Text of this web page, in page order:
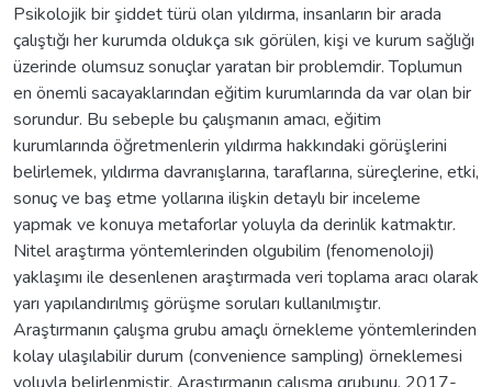
Psikolojik bir şiddet türü olan yıldırma, insanların bir arada
çalıştığı her kurumda oldukça sık görülen, kişi ve kurum sağlığı
üzerinde olumsuz sonuçlar yaratan bir problemdir. Toplumun
en önemli sacayaklarından eğitim kurumlarında da var olan bir
sorundur. Bu sebeple bu çalışmanın amacı, eğitim
kurumlarında öğretmenlerin yıldırma hakkındaki görüşlerini
belirlemek, yıldırma davranışlarına, taraflarına, süreçlerine, etki,
sonuç ve baş etme yollarına ilişkin detaylı bir inceleme
yapmak ve konuya metaforlar yoluyla da derinlik katmaktır.
Nitel araştırma yöntemlerinden olgubilim (fenomenoloji)
yaklaşımı ile desenlenen araştırmada veri toplama aracı olarak
yarı yapılandırılmış görüşme soruları kullanılmıştır.
Araştırmanın çalışma grubu amaçlı örnekleme yöntemlerinden
kolay ulaşılabilir durum (convenience sampling) örneklemesi